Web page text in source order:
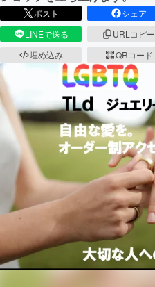
ポスト
シェア
LINEで送る
URLコピー
埋め込み
QRコード